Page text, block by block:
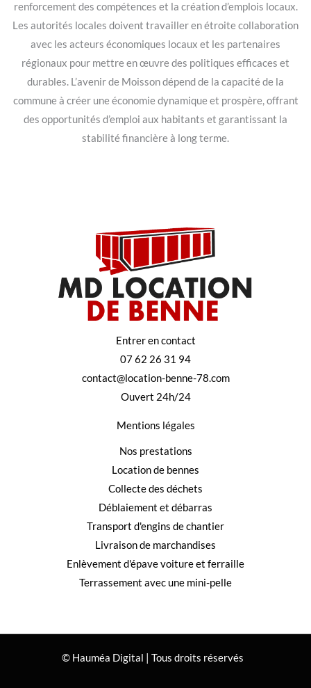
renforcement des compétences et la création d’emplois locaux.
Les autorités locales doivent travailler en étroite collaboration
avec les acteurs économiques locaux et les partenaires
régionaux pour mettre en œuvre des politiques efficaces et
durables. L’avenir de Moisson dépend de la capacité de la
commune à créer une économie dynamique et prospère, offrant
des opportunités d’emploi aux habitants et garantissant la
stabilité financière à long terme.
Entrer en contact
07 62 26 31 94
contact@location-benne-78.com
Ouvert 24h/24
Mentions légales
Nos prestations
Location de bennes
Collecte des déchets
Déblaiement et débarras
Transport d'engins de chantier
Livraison de marchandises
Enlèvement d'épave voiture et ferraille
Terrassement avec une mini-pelle
© Hauméa Digital | Tous droits réservés